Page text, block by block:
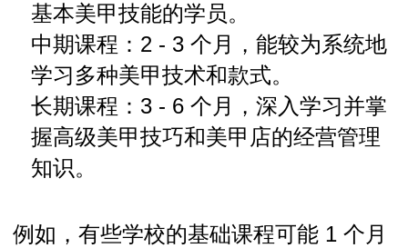
基本美甲技能的学员。
中期课程：2 - 3 个月，能较为系统地
学习多种美甲技术和款式。
长期课程：3 - 6 个月，深入学习并掌
握高级美甲技巧和美甲店的经营管理
知识。
例如，有些学校的基础课程可能 1 个月